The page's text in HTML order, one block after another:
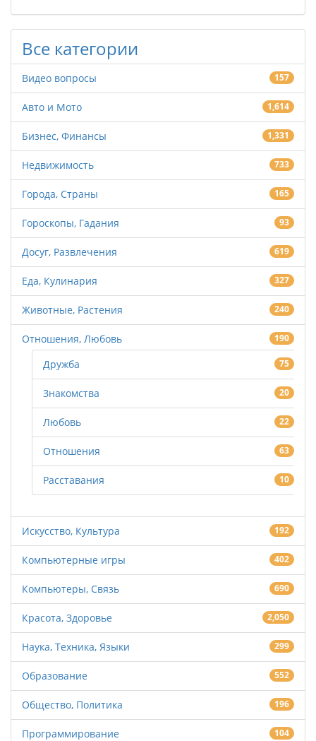
Все категории
Видео вопросы 157
Авто и Мото 1,614
Бизнес, Финансы 1,331
Недвижимость 733
Города, Страны 165
Гороскопы, Гадания 93
Досуг, Развлечения 619
Еда, Кулинария 327
Животные, Растения 240
Отношения, Любовь 190
Дружба 75
Знакомства 20
Любовь 22
Отношения 63
Расставания 10
Искусство, Культура 192
Компьютерные игры 402
Компьютеры, Связь 690
Красота, Здоровье 2,050
Наука, Техника, Языки 299
Образование 552
Общество, Политика 196
Программирование 104